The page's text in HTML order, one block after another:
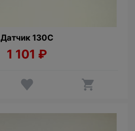
Датчик 130С
1 101 ₽